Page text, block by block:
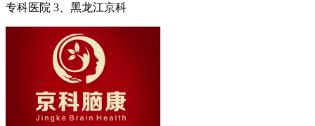
专科医院 3、黑龙江京科